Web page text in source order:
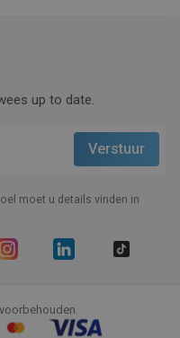
up to date.
moet u details vinden in